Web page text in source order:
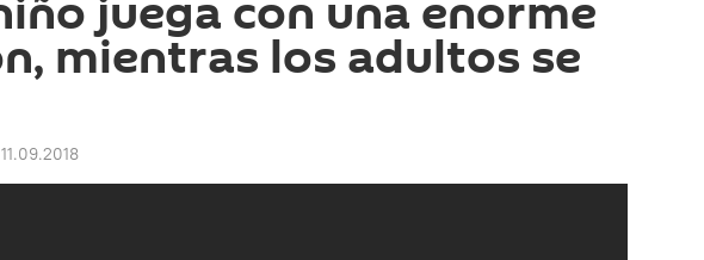
juega con una enorme
mientras los adultos se